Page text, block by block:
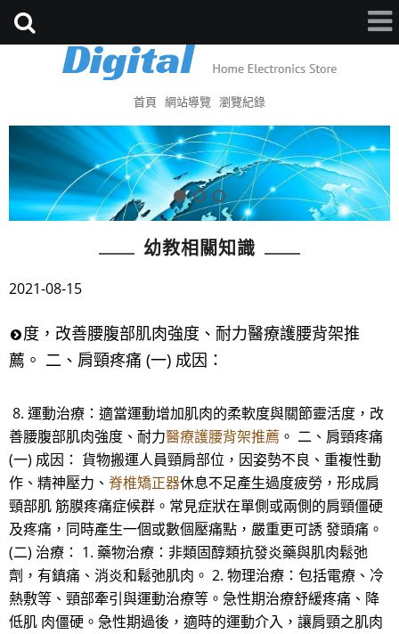
首頁 網站導覽 瀏覽紀錄
幼教相關知識
2021-08-15
度，改善腰腹部肌肉強度、耐力醫療護腰背架推
薦。 二、肩頸疼痛 (一) 成因：
8. 運動治療：適當運動增加肌肉的柔軟度與關節靈活度，改
善腰腹部肌肉強度、耐力醫療護腰背架推薦 。 二、肩頸疼痛
(一) 成因： 貨物搬運人員頸肩部位，因姿勢不良、重複性動
作、精神壓力、 脊椎矯正器休息不足產生過度疲勞，形成肩
頸部肌 筋膜疼痛症候群。常見症狀在單側或兩側的肩頸僵硬
及疼痛，同時產生一個或數個壓痛點，嚴重更可誘 發頭痛。
(二) 治療： 1. 藥物治療：非類固醇類抗發炎藥與肌肉鬆弛
劑，有鎮痛、消炎和鬆弛肌肉。 2. 物理治療：包括電療、冷
熱敷等、頸部牽引與運動治療等。急性期治療舒緩疼痛、降
低肌 肉僵硬。急性期過後，適時的運動介入，讓肩頸之肌肉